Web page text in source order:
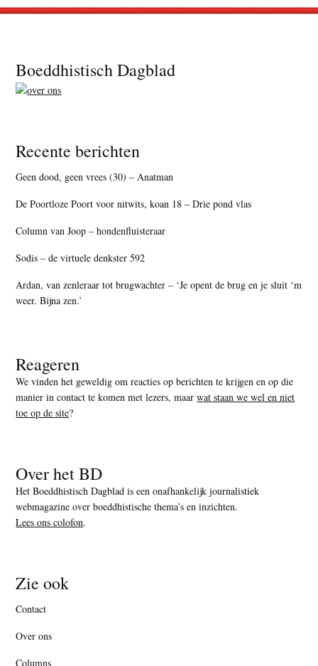
Footer
Boeddhistisch Dagblad
Recente berichten
Geen dood, geen vrees (30) – Anatman
De Poortloze Poort voor nitwits, koan 18 – Drie pond vlas
Column van Joop – hondenfluisteraar
Sodis – de virtuele denkster 592
Ardan, van zenleraar tot brugwachter – ‘Je opent de brug en je sluit ‘m
weer. Bijna zen.’
Reageren
We vinden het geweldig om reacties op berichten te krijgen en op die
manier in contact te komen met lezers, maarwat staan we wel en niet
toe op de site?
Over het BD
Het Boeddhistisch Dagblad is een onafhankelijk journalistiek
webmagazine over boeddhistische thema’s en inzichten.
Lees ons colofon.
Zie ook
Contact
Over ons
Columns